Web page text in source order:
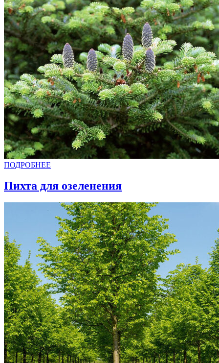
ПОДРОБНЕЕ
Пихта для озеленения